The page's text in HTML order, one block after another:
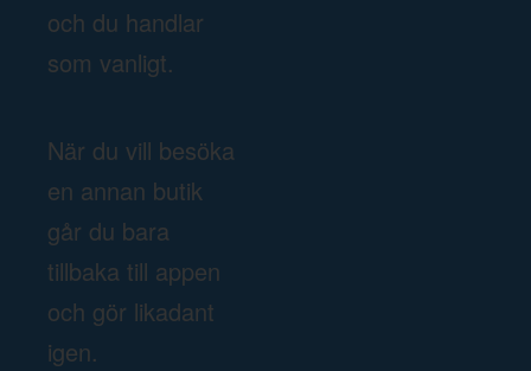
och du handlar
som vanligt.
När du vill besöka
en annan butik
går du bara
tillbaka till appen
och gör likadant
igen.